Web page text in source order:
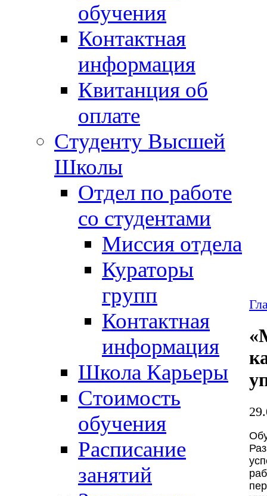
обучения
Контактная
информация
Квитанция об
оплате
Студенту Высшей
Школы
Отдел по работе
со студентами
Миссия отдела
Кураторы
групп
Контактная
информация
Школа Карьеры
Стоимость
обучения
Расписание
занятий